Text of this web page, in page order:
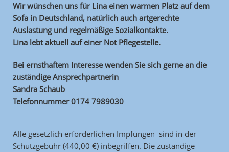
Wir wünschen uns für Lina einen warmen Platz auf dem
Sofa in Deutschland, natürlich auch artgerechte
Auslastung und regelmäßige Sozialkontakte.
Lina lebt aktuell auf einer Not Pflegestelle.
Bei ernsthaftem Interesse wenden Sie sich gerne an die
zuständige Ansprechpartnerin
Sandra Schaub
Telefonnummer 0174 7989030
Alle gesetzlich erforderlichen Impfungen sind in der
Schutzgebühr (440,00 €) inbegriffen. Die zuständige